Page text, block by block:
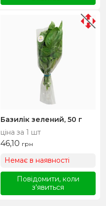
Базилік зелений, 50 г
ціна за 1 шт
46,10 грн
Немає в наявності
Повідомити, коли
з'явиться